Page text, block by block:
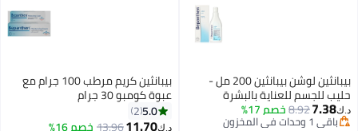
بيبانثين لوشن بيبانثين 200 مل -
حليب للجسم للعناية بالبشرة
د.ك‏7.38
8.92خصم 17%
باقي 1 وحدات في المخزون
بيبانثين كريم مرطب 100 جرام مع
عبوة كومبو 30 جرام
5.0
2
د.ك‏